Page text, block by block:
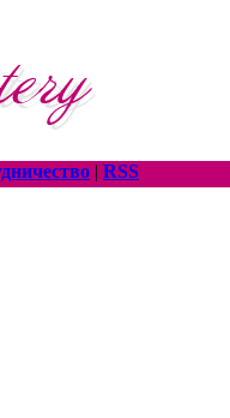
| RSS